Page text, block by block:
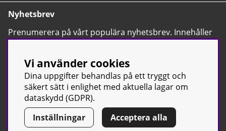
Nyhetsbrev
Prenumerera på vårt populära nyhetsbrev. Innehåller
tips, nyheter och våra allra bästa erbjudanden.
© Sport & Gym Butiken JTC AB | Kontakta oss| All rights reserved
| Org.nr: 556668-7058 | Tel: 0500-42 87 00
Vi använder cookies
Dina uppgifter behandlas på ett tryggt och
säkert sätt i enlighet med aktuella lagar om
dataskydd (GDPR).
Inställningar
Acceptera alla